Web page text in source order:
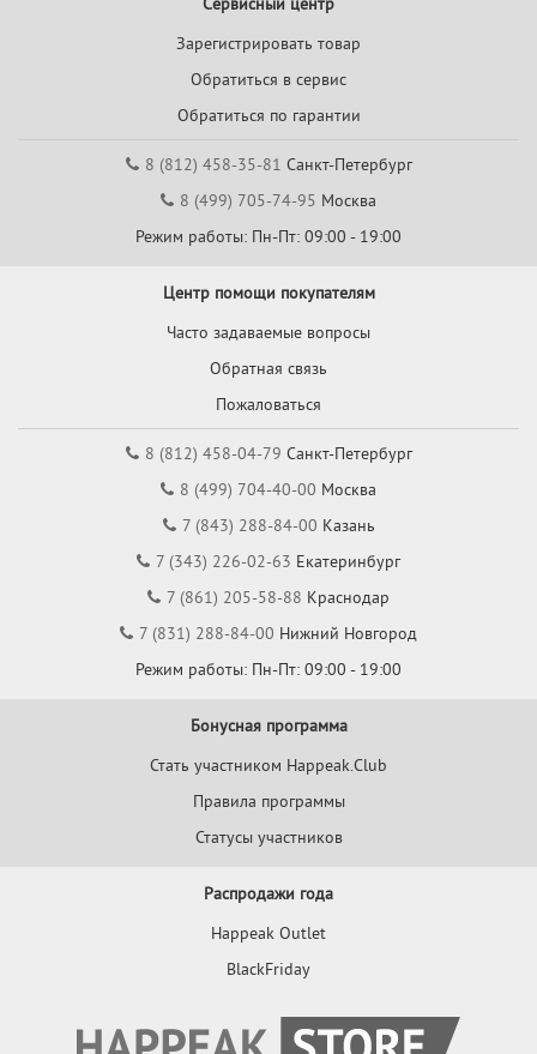
Зарегистрировать товар
Обратиться в сервис
Обратиться по гарантии
8 (812) 458-35-81 Санкт-Петербург
8 (499) 705-74-95 Москва
Режим работы: Пн-Пт: 09:00 - 19:00
Центр помощи покупателям
Часто задаваемые вопросы
Обратная связь
Пожаловаться
8 (812) 458-04-79 Санкт-Петербург
8 (499) 704-40-00 Москва
7 (843) 288-84-00 Казань
7 (343) 226-02-63 Екатеринбург
7 (861) 205-58-88 Краснодар
7 (831) 288-84-00 Нижний Новгород
Режим работы: Пн-Пт: 09:00 - 19:00
Бонусная программа
Стать участником Happeak.Club
Правила программы
Статусы участников
Распродажи года
Happeak Outlet
BlackFriday